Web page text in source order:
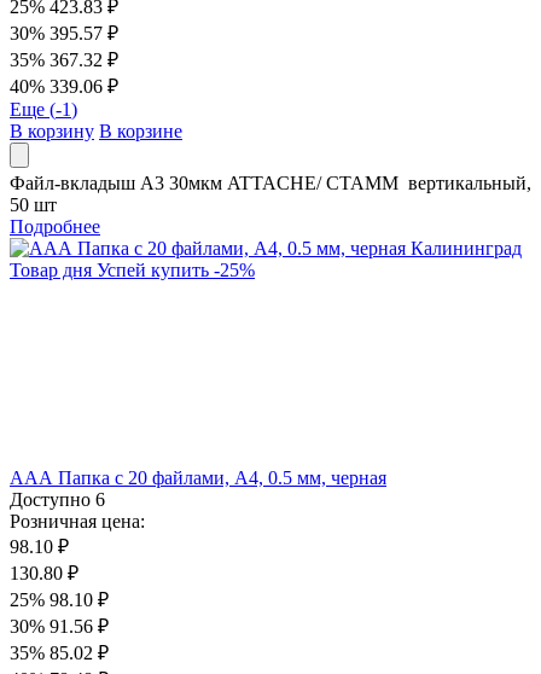
25% 423.83 ₽
30% 395.57 ₽
35% 367.32 ₽
40% 339.06 ₽
Еще (-1)
В корзину В корзине
Файл-вкладыш А3 30мкм ATTACHE/ СТАММ вертикальный,
50 шт
Подробнее
Товар дня Успей купить -25%
ААА Папка с 20 файлами, А4, 0.5 мм, черная
Доступно 6
Розничная цена:
98.10 ₽
130.80 ₽
25% 98.10 ₽
30% 91.56 ₽
35% 85.02 ₽